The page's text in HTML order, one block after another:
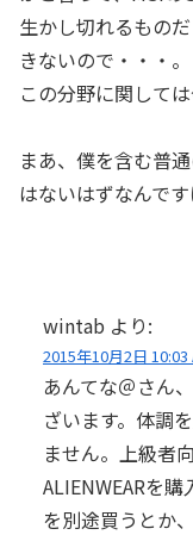
生かし切れるもの
きないので・・・。
この分野に関して
まあ、僕を含む普
はないはずなんです
wintab より:
2015年10月2日 10:03
あんてな＠さん
ざいます。体調
ません。上級者
ALIENWEARを
を別途買うとか